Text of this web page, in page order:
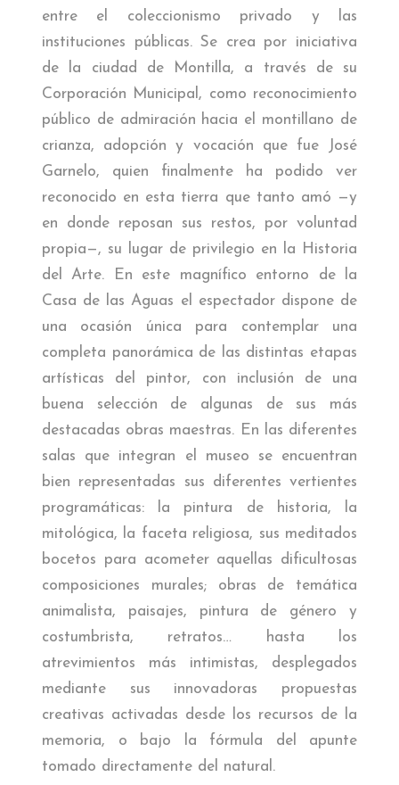
entre el coleccionismo privado y las
instituciones públicas. Se crea por iniciativa
de la ciudad de Montilla, a través de su
Corporación Municipal, como reconocimiento
público de admiración hacia el montillano de
crianza, adopción y vocación que fue José
Garnelo, quien finalmente ha podido ver
reconocido en esta tierra que tanto amó —y
en donde reposan sus restos, por voluntad
propia—, su lugar de privilegio en la Historia
del Arte. En este magnífico entorno de la
Casa de las Aguas el espectador dispone de
una ocasión única para contemplar una
completa panorámica de las distintas etapas
artísticas del pintor, con inclusión de una
buena selección de algunas de sus más
destacadas obras maestras. En las diferentes
salas que integran el museo se encuentran
bien representadas sus diferentes vertientes
programáticas: la pintura de historia, la
mitológica, la faceta religiosa, sus meditados
bocetos para acometer aquellas dificultosas
composiciones murales; obras de temática
animalista, paisajes, pintura de género y
costumbrista, retratos… hasta los
atrevimientos más intimistas, desplegados
mediante sus innovadoras propuestas
creativas activadas desde los recursos de la
memoria, o bajo la fórmula del apunte
tomado directamente del natural.